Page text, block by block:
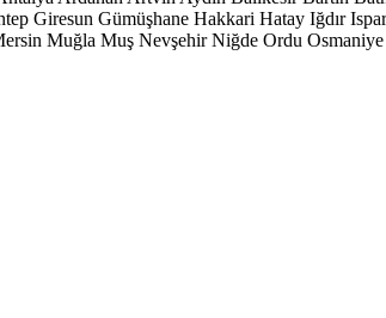
Giresun Gümüşhane Hakkari Hatay Iğdır
Muğla Muş Nevşehir Niğde Ordu Osmaniye